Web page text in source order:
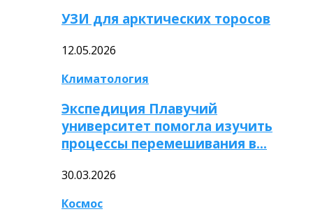
УЗИ для арктических торосов
12.05.2026
Климатология
Экспедиция Плавучий
университет помогла изучить
процессы перемешивания в…
30.03.2026
Космос